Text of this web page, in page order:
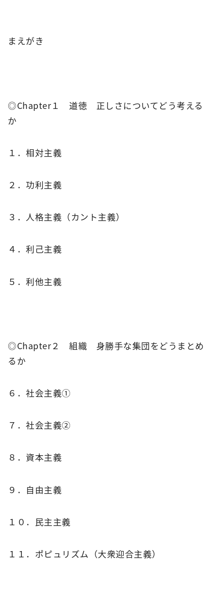
まえがき
◎Chapter１ 道徳 正しさについてどう考える
か
１．相対主義
２．功利主義
３．人格主義（カント主義）
４．利己主義
５．利他主義
◎Chapter２ 組織 身勝手な集団をどうまとめ
るか
６．社会主義①
７．社会主義②
８．資本主義
９．自由主義
１０．民主主義
１１．ポピュリズム（大衆迎合主義）